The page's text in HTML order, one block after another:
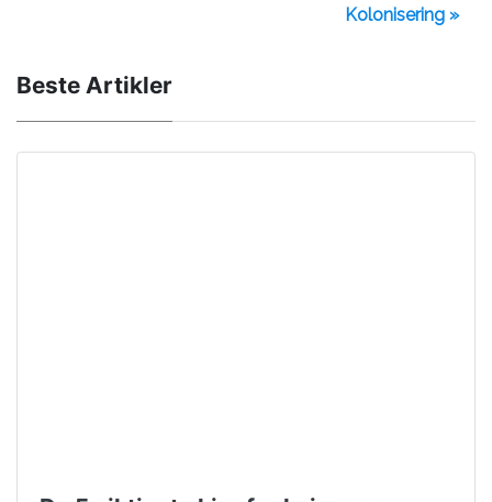
Kolonisering »
Beste Artikler